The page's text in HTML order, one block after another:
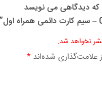
که دیدگاهی می نویسد
نخواهد شد.
شده‌اند *